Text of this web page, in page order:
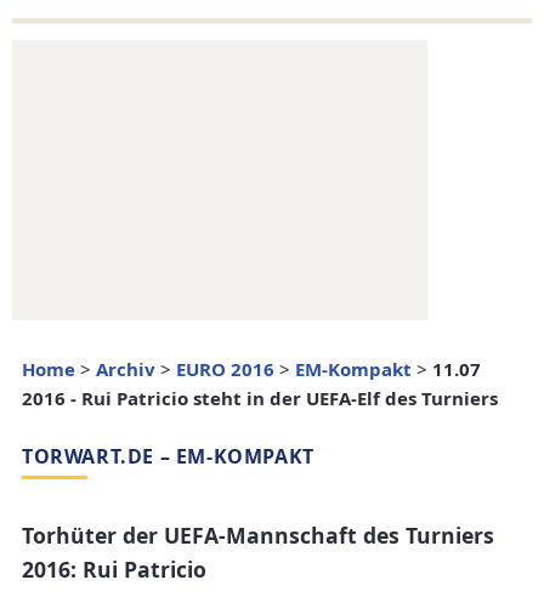
Home > Archiv > EURO 2016 > EM-Kompakt > 11.07
2016 - Rui Patricio steht in der UEFA-Elf des Turniers
TORWART.DE – EM-KOMPAKT
Torhüter der UEFA-Mannschaft des Turniers
2016: Rui Patricio